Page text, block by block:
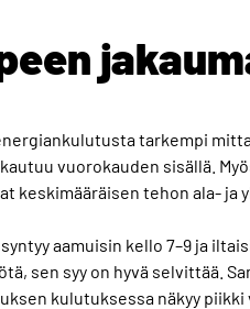
tarkempi
vuorokauden sisällä.
keskimääräisen tehon ala- ja
aamuisin kello 7–9 ja
sen syy on hyvä selvittää.
kulutuksessa näkyy